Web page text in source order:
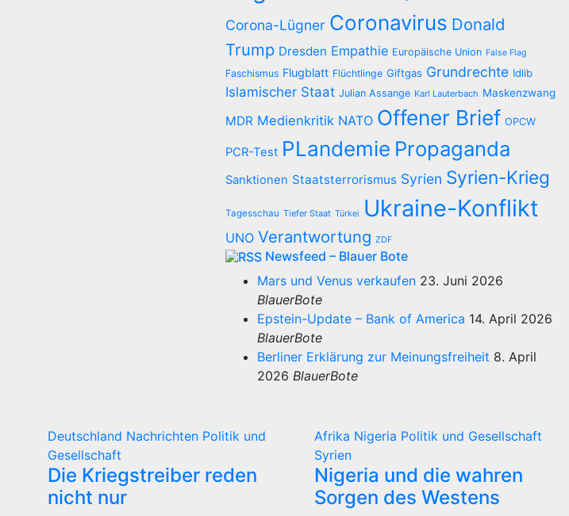
Corona-Lügner Coronavirus Donald
Trump Dresden Empathie Europäische Union False Flag
Faschismus Flugblatt Flüchtlinge Giftgas Grundrechte Idlib
Islamischer Staat Julian Assange Karl Lauterbach Maskenzwang
MDR Medienkritik NATO Offener Brief OPCW
PCR-Test PLandemie Propaganda
Sanktionen Staatsterrorismus Syrien Syrien-Krieg
Tagesschau Tiefer Staat Türkei Ukraine-Konflikt
UNO Verantwortung ZDF
Newsfeed – Blauer Bote
Mars und Venus verkaufen 23. Juni 2026
BlauerBote
Epstein-Update – Bank of America 14. April 2026
BlauerBote
Berliner Erklärung zur Meinungsfreiheit 8. April
2026 BlauerBote
Deutschland Nachrichten Politik und
Gesellschaft
Die Kriegstreiber reden
nicht nur
Afrika Nigeria Politik und Gesellschaft
Syrien
Nigeria und die wahren
Sorgen des Westens